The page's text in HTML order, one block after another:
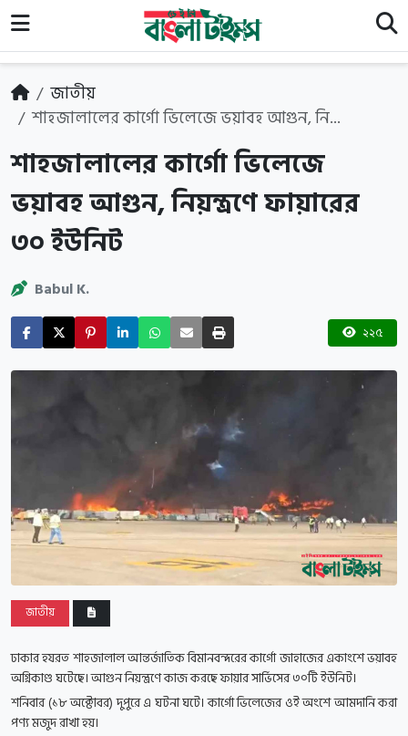
জাতীয়
শাহজালালের কার্গো ভিলেজে ভয়াবহ আগুন, নি...
শাহজালালের কার্গো ভিলেজে
ভয়াবহ আগুন, নিয়ন্ত্রণে ফায়ারের
৩০ ইউনিট
Babul K.
২২৫
জাতীয়
ঢাকার হযরত শাহজালাল আন্তর্জাতিক বিমানবন্দরের কার্গো জাহাজের একাংশে ভয়াবহ
অগ্নিকাণ্ড ঘটেছে। আগুন নিয়ন্ত্রণে কাজ করছে ফায়ার সার্ভিসের ৩০টি ইউনিট।
শনিবার (১৮ অক্টোবর) দুপুরে এ ঘটনা ঘটে। কার্গো ভিলেজের ওই অংশে আমদানি করা
পণ্য মজুদ রাখা হয়।